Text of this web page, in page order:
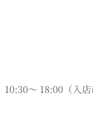
～ 18:00（入店